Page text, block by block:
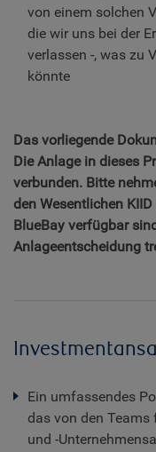
von einem solchen
die wir uns bei der
verlassen -, was zu
könnte
Das vorliegende
Die Anlage in dieses
verbunden. Bitte
den Wesentlichen
BlueBay verfügbar
Anlageentscheidung
Ein umfassendes
das von den
und -